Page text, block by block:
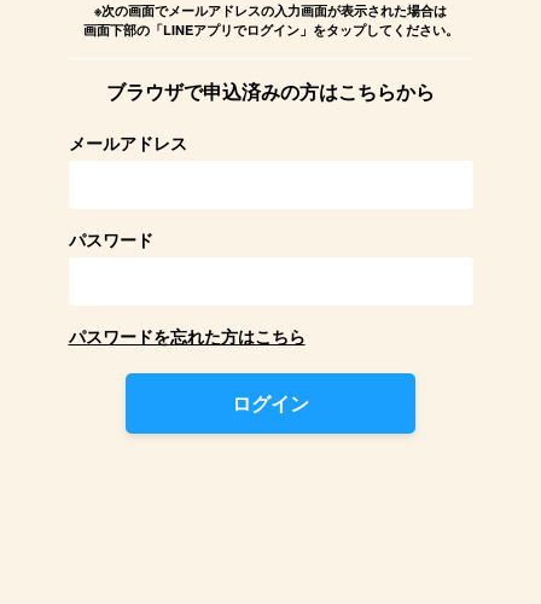
※次の画面でメールアドレスの入力画面が表示された場合は
画面下部の「LINEアプリでログイン」をタップしてください。
ブラウザで申込済みの方はこちらから
メールアドレス
パスワード
パスワードを忘れた方はこちら
ログイン